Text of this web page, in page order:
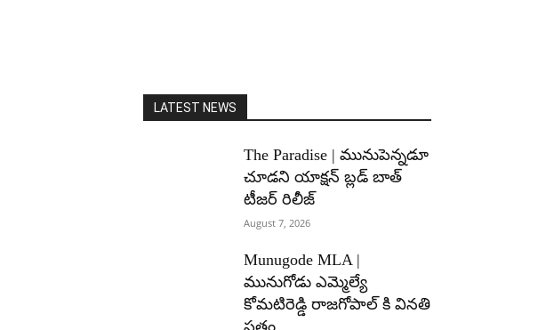
LATEST NEWS
The Paradise | మునుపెన్నడూ
చూడని యాక్షన్ బ్లడ్ బాత్
టీజర్ రిలీజ్
August 7, 2026
Munugode MLA |
మునుగోడు ఎమ్మెల్యే
కోమటిరెడ్డి రాజగోపాల్ కి వినతి
పత్రం.